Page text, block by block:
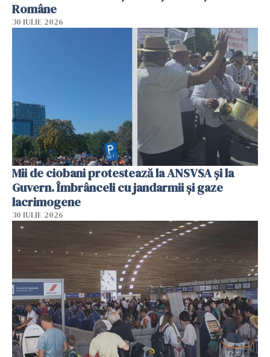
Române
30 IULIE 2026
Mii de ciobani protestează la ANSVSA și la
Guvern. Îmbrânceli cu jandarmii și gaze
lacrimogene
30 IULIE 2026